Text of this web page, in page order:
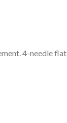
4-needle flat